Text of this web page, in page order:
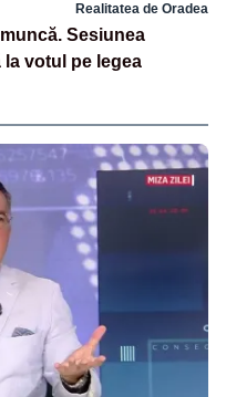
Realitatea de Oradea
Sesiunea
votul pe legea